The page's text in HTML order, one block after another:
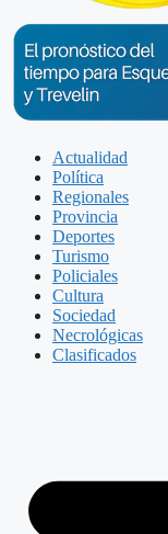
Actualidad
Política
Regionales
Provincia
Deportes
Turismo
Policiales
Cultura
Sociedad
Necrológicas
Clasificados